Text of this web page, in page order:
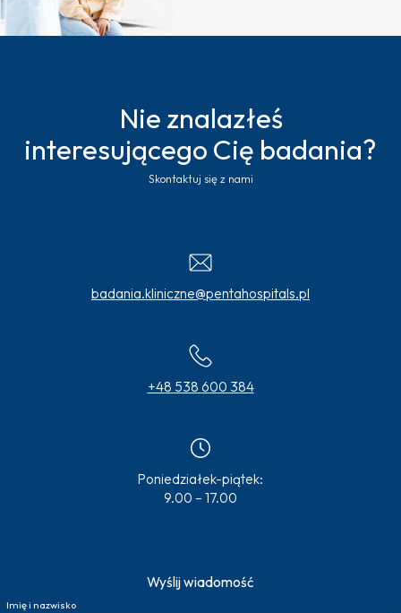
Nie znalazłeś
interesującego Cię badania?
Skontaktuj się z nami
badania.kliniczne@pentahospitals.pl
+48 538 600 384
Poniedziałek-piątek:
9.00 – 17.00
Wyślij wiadomość
Imię i nazwisko